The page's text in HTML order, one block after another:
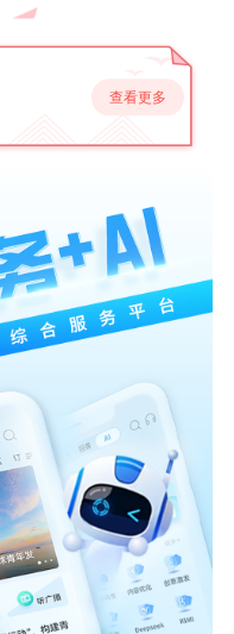
查看更多